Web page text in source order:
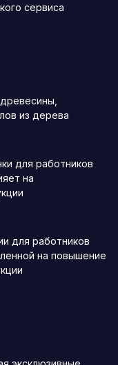
сервиса
из дерева
для работников
на
для работников
на повышение